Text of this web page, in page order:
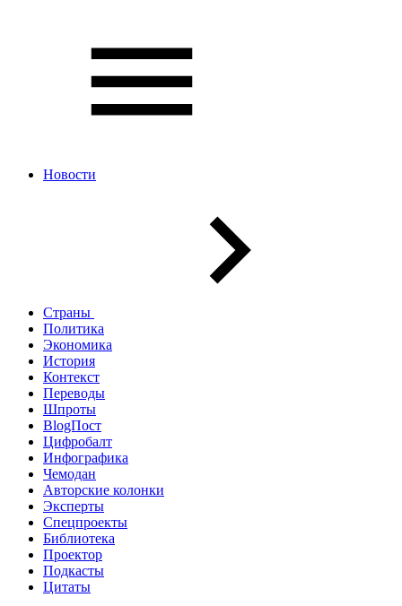
Новости
Страны
Политика
Экономика
История
Контекст
Переводы
Шпроты
BlogПост
Цифробалт
Инфографика
Чемодан
Авторские колонки
Эксперты
Спецпроекты
Библиотека
Проектор
Подкасты
Цитаты